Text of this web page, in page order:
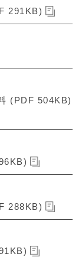
291KB)
(PDF 504KB)
288KB)